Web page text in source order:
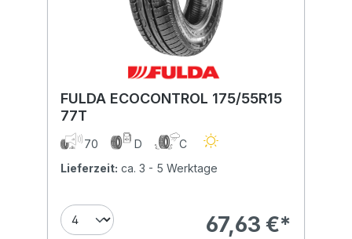
FULDA ECOCONTROL 175/55R15
77T
70 D
C
Lieferzeit: ca. 3 - 5 Werktage
67,63 €*